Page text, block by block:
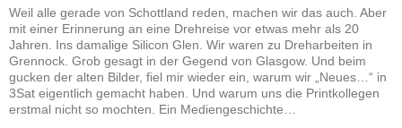
Weil alle gerade von Schottland reden, machen wir das auch. Aber
mit einer Erinnerung an eine Drehreise vor etwas mehr als 20
Jahren. Ins damalige Silicon Glen. Wir waren zu Dreharbeiten in
Grennock. Grob gesagt in der Gegend von Glasgow. Und beim
gucken der alten Bilder, fiel mir wieder ein, warum wir „Neues…“ in
3Sat eigentlich gemacht haben. Und warum uns die Printkollegen
erstmal nicht so mochten. Ein Mediengeschichte…